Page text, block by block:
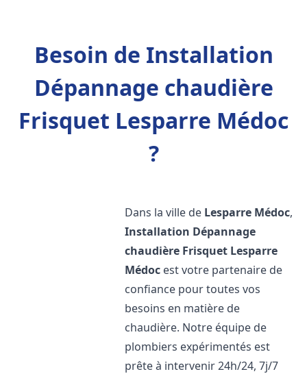
Besoin de Installation
Dépannage chaudière
Frisquet Lesparre Médoc
?
Dans la ville de Lesparre Médoc,
Installation Dépannage
chaudière Frisquet Lesparre
Médoc est votre partenaire de
confiance pour toutes vos
besoins en matière de
chaudière. Notre équipe de
plombiers expérimentés est
prête à intervenir 24h/24, 7j/7